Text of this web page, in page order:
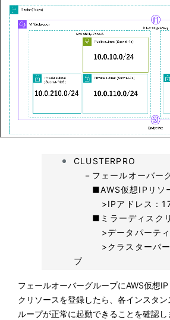
CLUSTERPRO
－フェールオーバー
■AWS仮想IPリソ
>IPアドレス：
■ミラーディスクリ
>データパーティ
>クラスターパー
ブ
フェールオーバーグループにAWS仮想
クリソースを登録したら、各インスタ
ループが正常に起動できることを確認し